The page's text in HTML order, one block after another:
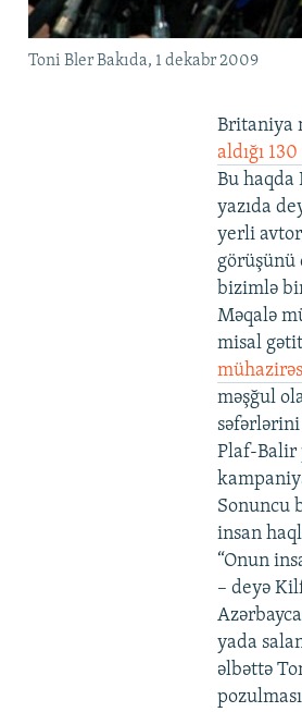
Toni Bler Bakıda, 1 dekabr 2009
Britaniya
aldığı
Bu
yazıda
yerli
görüşünü
bizimlə
Məqalə
misal
məşğul
Plaf-Balir
Sonuncu
insan
“Onun
– deyə
yada
əlbəttə